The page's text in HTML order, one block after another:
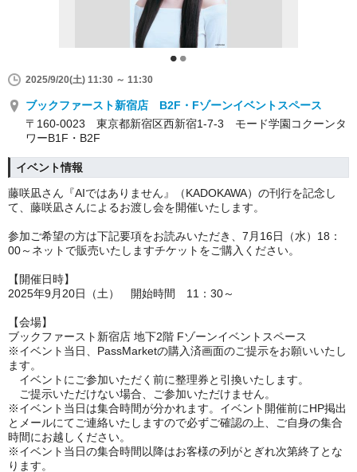
2025/9/20(土) 11:30 ～ 11:30
ブックファースト新宿店 B2F・Fゾーンイベントスペース
〒160-0023 東京都新宿区西新宿1-7-3 モード学園コクーンタ
ワーB1F・B2F
イベント情報
藤咲凪さん『AIではありません』（KADOKAWA）の刊行を記念し
て、藤咲凪さんによるお渡し会を開催いたします。
参加ご希望の方は下記要項をお読みいただき、7月16日（水）18：
00～ネットで販売いたしますチケットをご購入ください。
【開催日時】
2025年9月20日（土） 開始時間 11：30～
【会場】
ブックファースト新宿店 地下2階 Fゾーンイベントスペース
※イベント当日、PassMarketの購入済画面のご提示をお願いいたし
ます。
イベントにご参加いただく前に整理券と引換いたします。
ご提示いただけない場合、ご参加いただけません。
※イベント当日は集合時間が分かれます。イベント開催前にHP掲出
とメールにてご連絡いたしますので必ずご確認の上、ご自身の集合
時間にお越しください。
※イベント当日の集合時間以降はお客様の列がとぎれ次第終了とな
ります。